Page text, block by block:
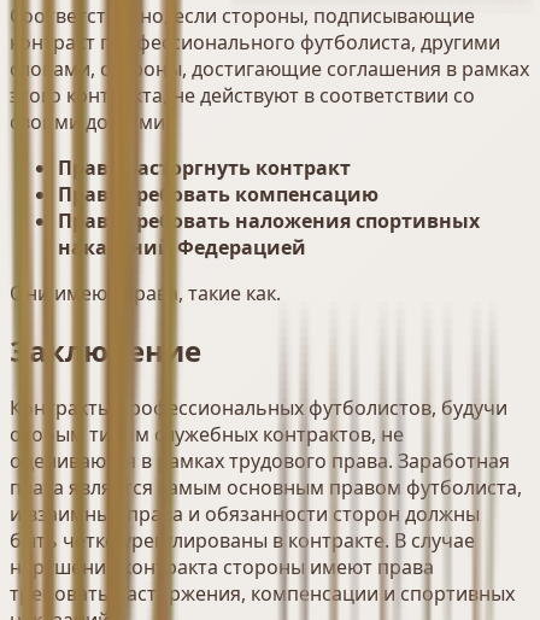
Соответственно, если стороны, подписывающие
контракт профессионального футболиста, другими
словами, стороны, достигающие соглашения в рамках
этого контракта, не действуют в соответствии со
своими долгами:
Право расторгнуть контракт
Право требовать компенсацию
Право требовать наложения спортивных
наказаний Федерацией
Они имеют права, такие как.
Заключение
Контракты профессиональных футболистов, будучи
особым типом служебных контрактов, не
оцениваются в рамках трудового права. Заработная
плата является самым основным правом футболиста,
и взаимные права и обязанности сторон должны
быть четко урегулированы в контракте. В случае
нарушения контракта стороны имеют права
требовать расторжения, компенсации и спортивных